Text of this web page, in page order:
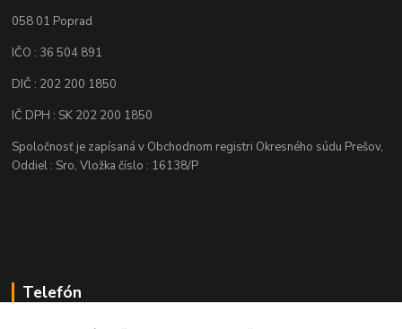
058 01 Poprad
IČO : 36 504 891
DIČ : 202 200 1850
IČ DPH : SK 202 200 1850
Spoločnosť je zapísaná v Obchodnom registri Okresného súdu Prešov,
Oddiel : Sro, Vložka číslo : 16138/P
Telefón